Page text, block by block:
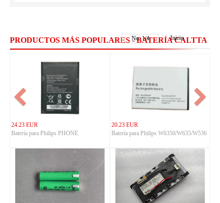
PRODUCTOS MÁS POPULARES - BATERÍA CALTTA
No.1/4 Inicio
24.23 EUR
Batería para Philips PHONE
20.23 EUR
Batería para Philips W6350/W635/W536